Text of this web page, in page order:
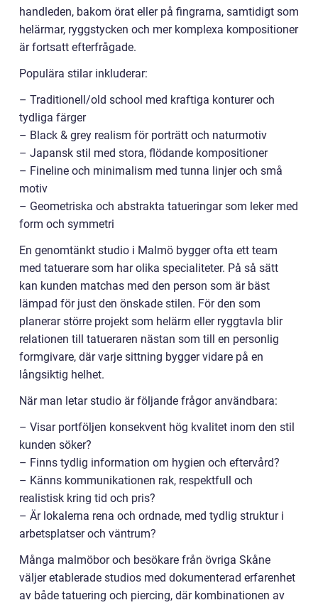
handleden, bakom örat eller på fingrarna, samtidigt som
helärmar, ryggstycken och mer komplexa kompositioner
är fortsatt efterfrågade.
Populära stilar inkluderar:
– Traditionell/old school med kraftiga konturer och
tydliga färger
– Black & grey realism för porträtt och naturmotiv
– Japansk stil med stora, flödande kompositioner
– Fineline och minimalism med tunna linjer och små
motiv
– Geometriska och abstrakta tatueringar som leker med
form och symmetri
En genomtänkt studio i Malmö bygger ofta ett team
med tatuerare som har olika specialiteter. På så sätt
kan kunden matchas med den person som är bäst
lämpad för just den önskade stilen. För den som
planerar större projekt som helärm eller ryggtavla blir
relationen till tatueraren nästan som till en personlig
formgivare, där varje sittning bygger vidare på en
långsiktig helhet.
När man letar studio är följande frågor användbara:
– Visar portföljen konsekvent hög kvalitet inom den stil
kunden söker?
– Finns tydlig information om hygien och eftervård?
– Känns kommunikationen rak, respektfull och
realistisk kring tid och pris?
– Är lokalerna rena och ordnade, med tydlig struktur i
arbetsplatser och väntrum?
Många malmöbor och besökare från övriga Skåne
väljer etablerade studios med dokumenterad erfarenhet
av både tatuering och piercing, där kombinationen av